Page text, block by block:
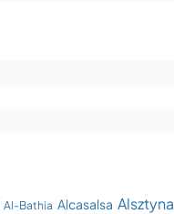
Al-Bathia Alcasalsa Alsztyna